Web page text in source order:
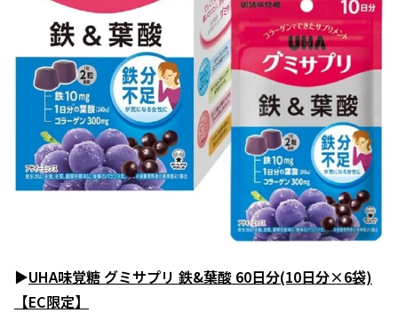
▶UHA味覚糖 グミサプリ 鉄&葉酸 60日分(10日分×6袋)
【EC限定】